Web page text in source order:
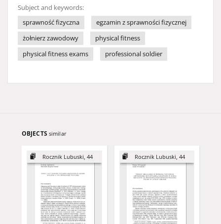
Subject and keywords:
sprawność fizyczna
egzamin z sprawności fizycznej
żołnierz zawodowy
physical fitness
physical fitness exams
professional soldier
OBJECTS similar
Rocznik Lubuski, 44 Rocznik Lubuski, 44